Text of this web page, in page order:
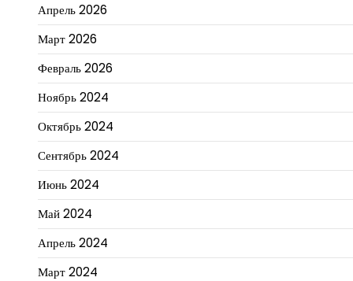
Апрель 2026
Март 2026
Февраль 2026
Ноябрь 2024
Октябрь 2024
Сентябрь 2024
Июнь 2024
Май 2024
Апрель 2024
Март 2024